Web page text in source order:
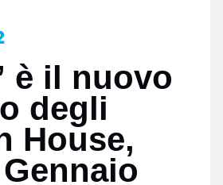
è il nuovo
degli
House,